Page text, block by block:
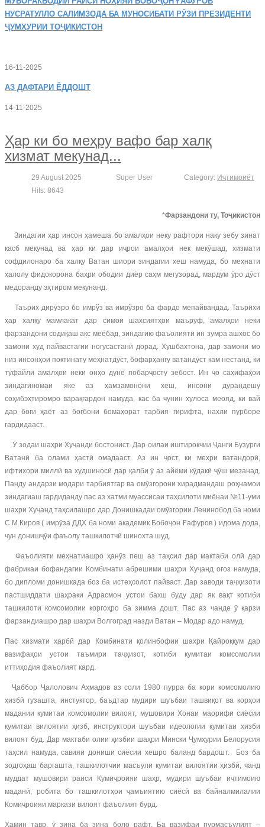
НУСРАТУЛЛО САЛИМЗОДА БА МУНОСИБАТИ РӮЗИ ПРЕЗИДЕНТИ
ҶУМҲУРИИ ТОҶИКИСТОН
16-11-2025
АЗ ДАФТАРИ ЁДДОШТ
14-11-2025
Ҳар ки бо меҳру вафо бар халқ
хизмат мекунад...
29 August 2025 Super User Category: Иҷтимоиёт
Hits: 8643
*Фарзандони ту, Тоҷикистон
Зиндагии ҳар инсон ҳамеша бо амалҳои неку рафтори наку зебу зинат
касб мекунад ва ҳар ки дар иҷрои амалҳои нек мекӯшад, хизмати
софдилонаро ба халқу Ватан шиори зиндагии хеш намуда, бо меҳнати
ҳалолу фидокорона баҳри ободии диёр саҳм мегузорад, мардум ӯро дӯст
медоранду эҳтиром мекунанд.
Таърих дирӯзро бо имрўз ва имрўзро ба фардо мепайвандад. Таърихи
ҳар халқу мамлакат дар симои шахсиятҳои маъруф, амалҳои неки
фарзандони содиқаш акс меёбад, зиндагию фаъолияти ин зумра ашхос бо
замони худ пайвастагии ногусастанӣ дорад. Хушбахтона, дар замони мо
низ инсонҳои поктинату меҳнатдӯст, бофарҳангу ватандӯст кам нестанд, ки
туфайли амалҳои неки онҳо дунё побарҷосту зебост. Ин ҷо саҳифаҳои
зиндагиномаи яке аз ҳамзамонони хеш, инсони дурандешу
соҳибэҳтиромро варақгардон намуда, кас ба чунин хулоса меояд, ки вай
дар боғи ҳаёт аз боғбони бомаҳорат тарбия гирифта, нахли пурборе
гардидааст.
Ӯ зодаи шаҳри Хуҷанди бостонист. Дар оилаи иштирокчии Ҷанги Бузурги
Ватанӣ ба олами ҳастӣ омадааст. Аз ин ҷост, ки меҳри ватандорӣ,
ифтихори миллӣ ва худшиносӣ дар қалби ӯ аз айёми кӯдакӣ ҷӯш мезанад.
Панду андарзи модари тарбиятгар ва омӯзгорони хирадмандаш роҳнамои
зиндагиаш гардиданду пас аз хатми муассисаи таҳсилоти миёнаи №11-уми
шаҳри Хуҷанд таҳсилашро дар Донишкадаи омӯзгории Ленинобод ба номи
С.М.Киров ( имрӯза ДДХ ба номи академик Бобоҷон Ғафуров ) идома дода,
чун донишҷӯи фаъолу ташкилотчӣ шинохта шуд.
Фаъолияти меҳнатиашро ҳанӯз пеш аз таҳсил дар мактаби олӣ дар
фабрикаи бофандагии Комбинати абрешими шаҳри Хуҷанд оғоз намуда,
бо дипломи донишкада боз ба истеҳсолот пайваст. Дар заводи таҷҳизоти
пастшиддати шаҳраки Адрасмон устои бахш буду дар як вақт котиби
ташкилоти комсомолии коргоҳро ба зимма дошт. Пас аз чанде ӯ қарзи
фарзандиашро дар шаҳри Волгоград назди Ватан – Модар адо намуд.
Пас хизмати ҳарбӣ дар Комбинати қолинбофии шаҳри Қайроққум дар
вазифаҳои устои таъмири таҷҳизот, котиби кумитаи комсомолии
иттиҳодия фаъолият кард.
Ҷаббор Ҷалолович Аҳмадов аз соли 1980 пурра ба кори комсомолию
ҳизбӣ гузашта, инстуктор, баъдтар мудири шуъбаи ташвиқот ва корҳои
мадании кумитаи комсомолии вилоят, мушовири Хонаи маорифи сиёсии
кумитаи вилоятии ҳизб, инструктори шуъбаи идеологии кумитаи ҳизби
вилоят буд. Дар мактаби олии ҳизбии шаҳри Мински Ҷумҳурии Белорусия
таҳсил намуда, савияи дониши сиёсии хешро баланд бардошт. Боз ба
зодгоҳаш баргашта, ташкилотчии масъули кумитаи вилоятии ҳизбӣ, чанд
муддат мушовири раиси Кумиҷроияи шаҳр, мудири шуъбаи иҷтимоию
маданӣ, робита бо ташкилотҳои ҷамъиятию сиёсӣ ва байналмилалии
Комиҷроияи маркази вилоят фаъолият бурд.
Ҳамин тавр, ӯ зина ба зина боло рафт. Ба вазифаи пурмасъулият –